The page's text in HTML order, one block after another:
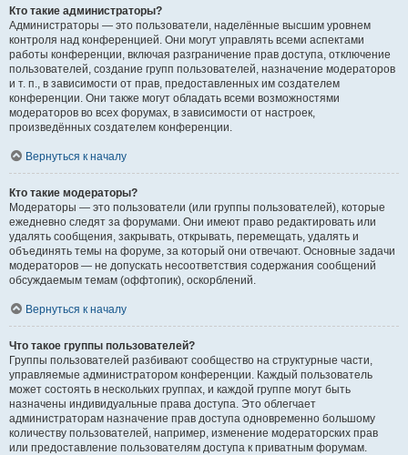
Кто такие администраторы?
Администраторы — это пользователи, наделённые высшим уровнем
контроля над конференцией. Они могут управлять всеми аспектами
работы конференции, включая разграничение прав доступа, отключение
пользователей, создание групп пользователей, назначение модераторов
и т. п., в зависимости от прав, предоставленных им создателем
конференции. Они также могут обладать всеми возможностями
модераторов во всех форумах, в зависимости от настроек,
произведённых создателем конференции.
Вернуться к началу
Кто такие модераторы?
Модераторы — это пользователи (или группы пользователей), которые
ежедневно следят за форумами. Они имеют право редактировать или
удалять сообщения, закрывать, открывать, перемещать, удалять и
объединять темы на форуме, за который они отвечают. Основные задачи
модераторов — не допускать несоответствия содержания сообщений
обсуждаемым темам (оффтопик), оскорблений.
Вернуться к началу
Что такое группы пользователей?
Группы пользователей разбивают сообщество на структурные части,
управляемые администратором конференции. Каждый пользователь
может состоять в нескольких группах, и каждой группе могут быть
назначены индивидуальные права доступа. Это облегчает
администраторам назначение прав доступа одновременно большому
количеству пользователей, например, изменение модераторских прав
или предоставление пользователям доступа к приватным форумам.